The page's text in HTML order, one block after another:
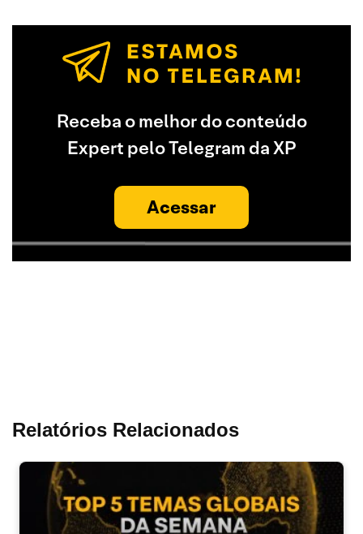
Receba o melhor do conteúdo
Expert pelo Telegram da XP
Acessar
Relatórios Relacionados